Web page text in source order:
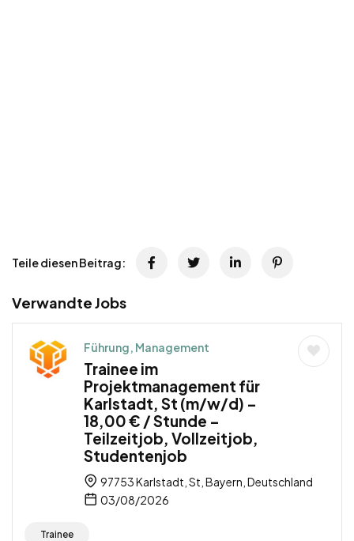
Teile diesen Beitrag:
Verwandte Jobs
Führung, Management
Trainee im
Projektmanagement für
Karlstadt, St (m/w/d) –
18,00 € / Stunde –
Teilzeitjob, Vollzeitjob,
Studentenjob
97753 Karlstadt, St, Bayern, Deutschland
03/08/2026
Trainee